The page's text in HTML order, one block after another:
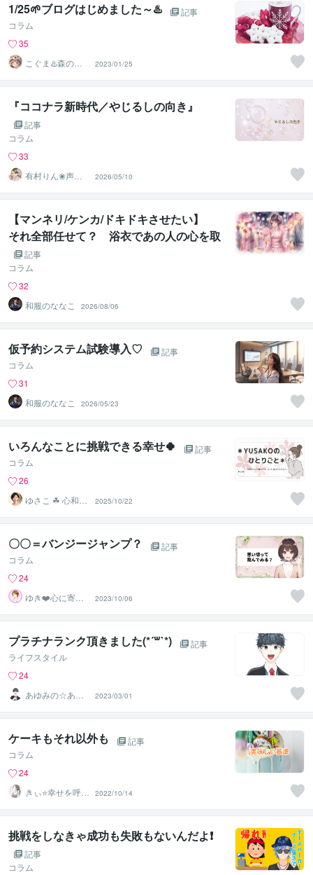
1/25🌱ブログはじめました～♨️
記事
コラム
35
こぐま♨️森のひ
みつ基地
2023/01/25
『ココナラ新時代／やじるしの向き』
記事
コラム
33
有村りん❀声と
文字で癒します♪
2026/05/10
【マンネリ/ケンカ/ドキドキさせたい】
それ全部任せて？ 浴衣であの人の心を取
り戻す
記事
コラム
32
和服のななこ
2026/08/06
仮予約システム試験導入♡
記事
コラム
31
和服のななこ
2026/05/23
いろんなことに挑戦できる幸せ🍀
記事
コラム
26
ゆさこ ☘ 心和ら
ぐ拠り所
2025/10/22
〇〇＝バンジージャンプ？
記事
コラム
24
ゆき❤️心に寄り
添う癒しのナー
ス
2023/10/06
プラチナランク頂きました(*´꒳`*)
記事
ライフスタイル
24
あゆみの☆あな
たを応援・肯定
し隊
2023/03/01
ケーキもそれ以外も
記事
コラム
24
きぃ⭐️幸せを呼び
込むふわっと女
神⭐️
2022/10/14
挑戦をしなきゃ成功も失敗もないんだよ❗️
記事
コラム